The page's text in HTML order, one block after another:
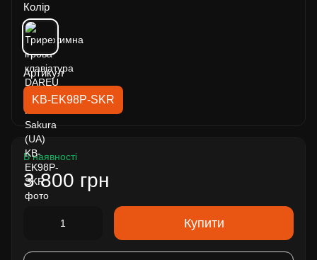
Колір
Артикул
KB-EK98P-SKR
В наявності
3 800 грн
Купити